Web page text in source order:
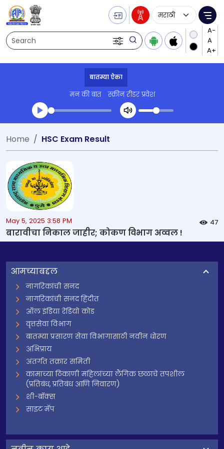
Search
Language
बातम्या ऐका
मन की बात स्क्रीन रीडर प्रवेश
Transcript summary
Home HSC Exam Result
May 5, 2025 3:58 PM 47
बारावीचा निकाल जाहीर; कोकण विभाग अव्वल !
आमच्याबद्दल
नागरिकांची सनद
नागरिकांची सनद हिंदीत
ऑल इंडिया रेडियो कोड
वृत्तसेवा विभाग
बातम्या प्रसारण सेवा विभागासाठी नवीन धोरण
अभिप्राय
अंतर्गत तक्रार समिती
कामाच्या ठिकाणी महिलांच्या लैंगिक छळाचे तपशील
(प्रतिबंध, प्रतिबंध आणि निवारण)
शी-बॉक्स
साइट मॅप